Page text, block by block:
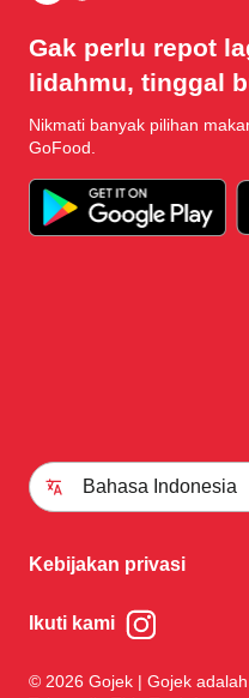
Gak perlu repot
lidahmu, tinggal
Nikmati banyak pilihan
GoFood.
Bahasa Indonesia
Kebijakan privasi
Ikuti kami
© 2026 Gojek | Gojek